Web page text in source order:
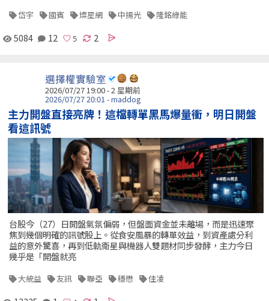
岱宇 國賓 燦星網 中揚光 隆銘綠能
5084 12 2
選擇權實驗室
2026/07/27 19:00 - 2 星期前
2026/07/27 20:01 - maddog
主力開盤直接亮牌！這檔轉單黑馬爆量衝，明日開盤
看這訊號
台股今（27）日開盤氣氛偏弱，但盤面資金並未離場，而是迅速聚
焦到幾個明確的訊號股上。從食安風暴的轉單效益，到資產處分利
益的意外驚喜，再到低軌衛星與機器人雙題材同步發酵，主力今日
幾乎是「開盤就亮
大統益 友訊 聯亞 穩懋 佳凌